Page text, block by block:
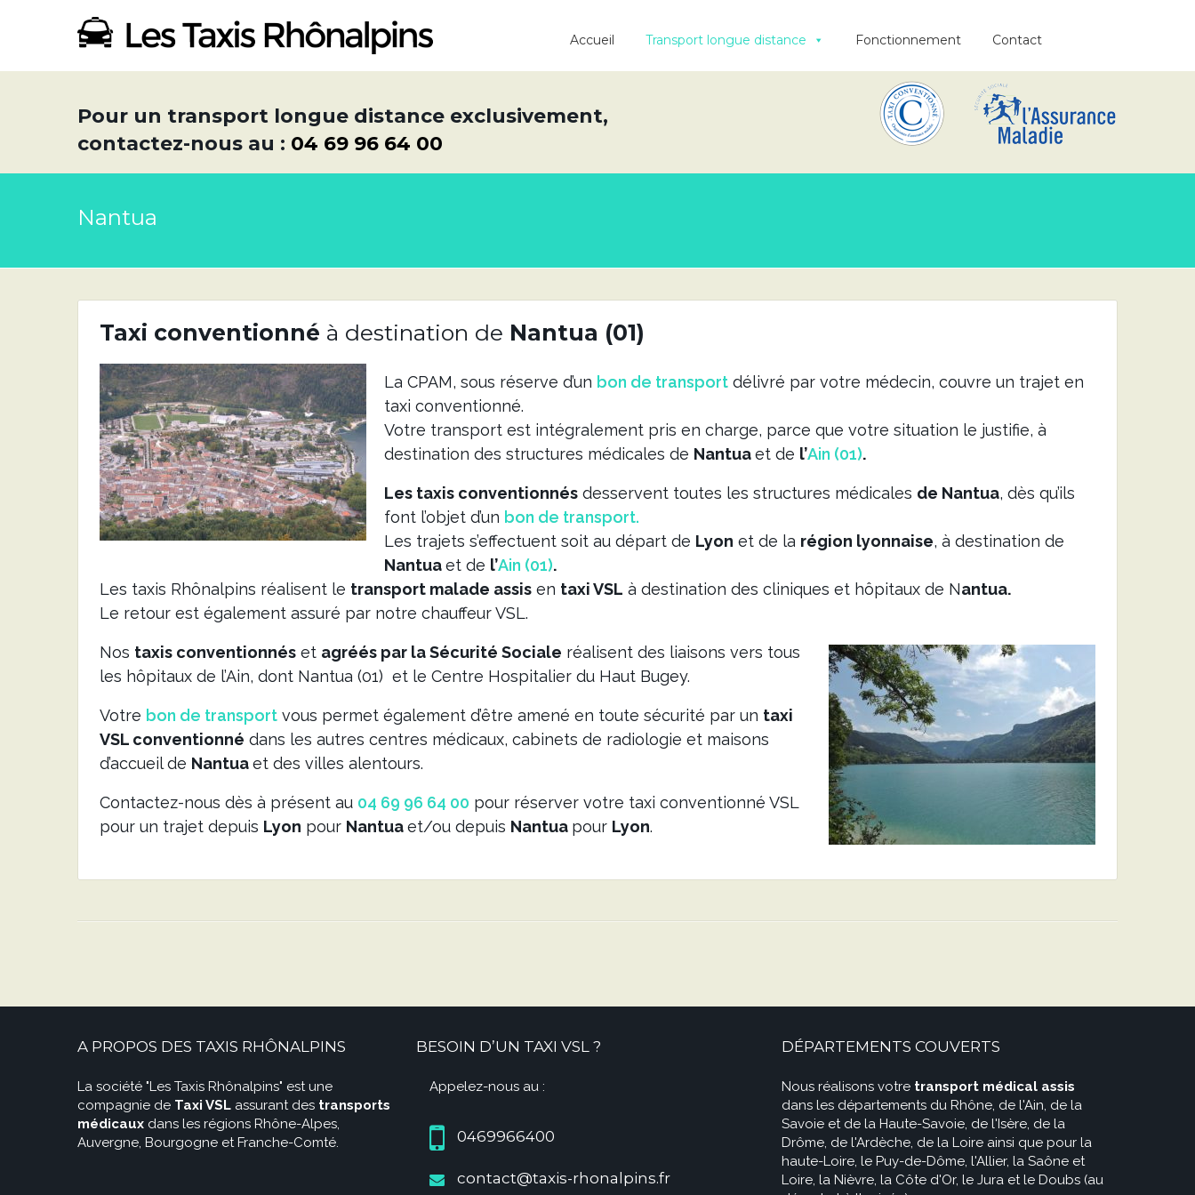
Accueil Transport longue distance Fonctionnement Contact
Pour un transport longue distance exclusivement,
contactez-nous au : 04 69 96 64 00
Nantua
Taxi conventionné à destination de Nantua (01)
La CPAM, sous réserve d’un bon de transport délivré par votre médecin, couvre un trajet en
taxi conventionné.
Votre transport est intégralement pris en charge, parce que votre situation le justifie, à
destination des structures médicales de Nantuaet de l’Ain (01).
Les taxis conventionnés desservent toutes les structures médicales de Nantua, dès qu’ils
font l’objet d’un bon de transport.
Les trajets s’effectuent soit au départ de Lyon et de la région lyonnaise, à destination de
Nantuaet de l’Ain (01).
Les taxis Rhônalpins réalisent le transport malade assis en taxi VSL à destination des cliniques et hôpitaux de Nantua.
Le retour est également assuré par notre chauffeur VSL.
Nos taxis conventionnés et agréés par la Sécurité Sociale réalisent des liaisons vers tous
les hôpitaux de l’Ain, dont Nantua (01) et le Centre Hospitalier du Haut Bugey.
Votre bon de transport vous permet également d’être amené en toute sécurité par un taxi
VSL conventionné dans les autres centres médicaux, cabinets de radiologie et maisons
d’accueil de Nantuaet des villes alentours.
Contactez-nous dès à présent au 04 69 96 64 00 pour réserver votre taxi conventionné VSL
pour un trajet depuis Lyon pour Nantuaet/ou depuis Nantua pour Lyon.
A PROPOS DES TAXIS RHÔNALPINS
La société "Les Taxis Rhônalpins" est une
compagnie de Taxi VSL assurant des transports
médicaux dans les régions Rhône-Alpes,
Auvergne, Bourgogne et Franche-Comté.
BESOIN D’UN TAXI VSL ?
Appelez-nous au :
0469966400
contact@taxis-rhonalpins.fr
DÉPARTEMENTS COUVERTS
Nous réalisons votre transport médical assis
dans les départements du Rhône, de l'Ain, de la
Savoie et de la Haute-Savoie, de l'Isère, de la
Drôme, de l'Ardèche, de la Loire ainsi que pour la
haute-Loire, le Puy-de-Dôme, l'Allier, la Saône et
Loire, la Nièvre, la Côte d'Or, le Jura et le Doubs (au